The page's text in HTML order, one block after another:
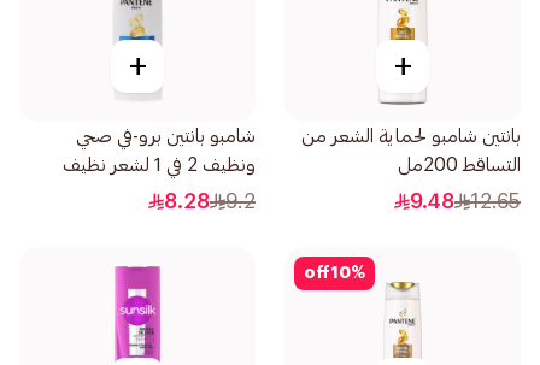
+
بانتين شامبو لحماية الشعر من
التساقط 200مل
12.65
9.48
+
شامبو بانتين برو-في صحي
ونظيف 2 في 1 لشعر نظيف
190مل
9.2
8.28
10%
off